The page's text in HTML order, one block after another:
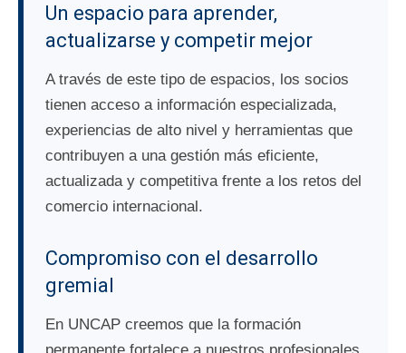
Un espacio para aprender,
actualizarse y competir mejor
A través de este tipo de espacios, los socios
tienen acceso a información especializada,
experiencias de alto nivel y herramientas que
contribuyen a una gestión más eficiente,
actualizada y competitiva frente a los retos del
comercio internacional.
Compromiso con el desarrollo
gremial
En UNCAP creemos que la formación